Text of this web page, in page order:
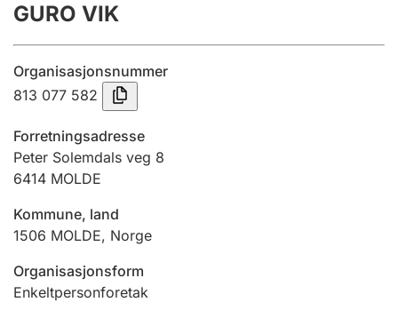
Årsrekneskap
Innsending og forseinkingsgebyr
Tinglysing
Jeger
Ektepaktrettleiaren
GURO VIK
Organisasjonsnummer
813 077 582
Forretningsadresse
Peter Solemdals veg 8
6414 MOLDE
Kommune, land
1506 MOLDE, Norge
Organisasjonsform
Enkeltpersonforetak